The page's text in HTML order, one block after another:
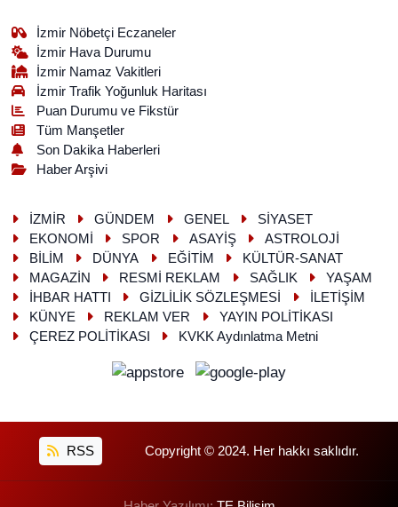
İzmir Nöbetçi Eczaneler
İzmir Hava Durumu
İzmir Namaz Vakitleri
İzmir Trafik Yoğunluk Haritası
Puan Durumu ve Fikstür
Tüm Manşetler
Son Dakika Haberleri
Haber Arşivi
İZMİR GÜNDEM GENEL
SİYASET
EKONOMİ
SPOR ASAYİŞ
ASTROLOJİ
BİLİM
DÜNYA EĞİTİM
KÜLTÜR-SANAT
MAGAZİN
RESMİ REKLAM SAĞLIK
YAŞAM
İHBAR HATTI
GİZLİLİK SÖZLEŞMESİ
İLETİŞİM
KÜNYE
REKLAM VER
YAYIN POLİTİKASI
ÇEREZ POLİTİKASI
KVKK Aydınlatma Metni
RSS Copyright © 2024. Her hakkı saklıdır.